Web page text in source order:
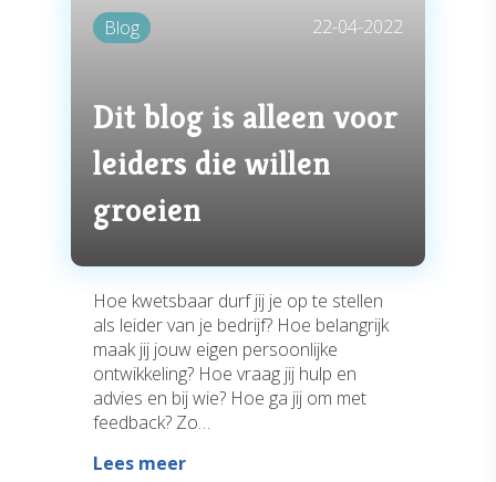
Blog 22-04-2022
Dit blog is alleen voor
leiders die willen
groeien
Hoe kwetsbaar durf jij je op te stellen
als leider van je bedrijf? Hoe belangrijk
maak jij jouw eigen persoonlijke
ontwikkeling? Hoe vraag jij hulp en
advies en bij wie? Hoe ga jij om met
feedback? Zo…
Lees meer